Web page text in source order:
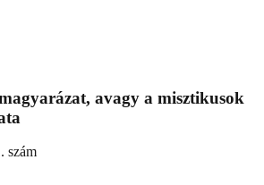
avagy a misztikusok
szám